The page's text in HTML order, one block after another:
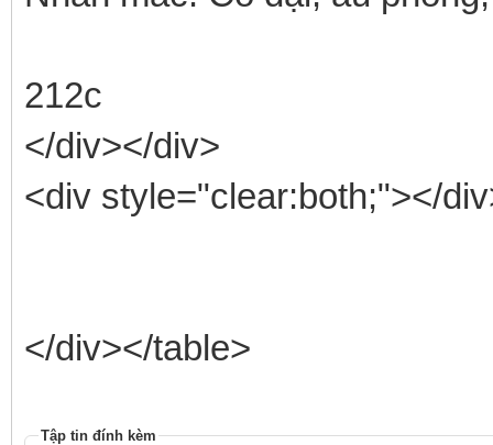
212c
</div></div>
<div style="clear:both;"></
</div></table>
Tập tin đính kèm